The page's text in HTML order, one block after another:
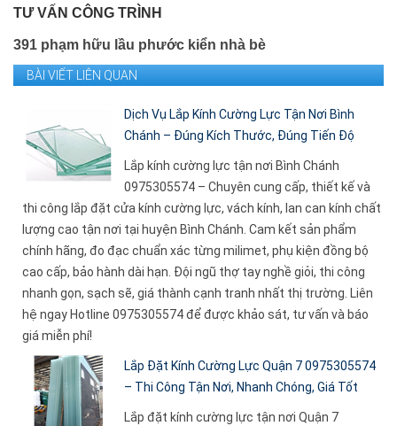
TƯ VẤN CÔNG TRÌNH
391 phạm hữu lầu phước kiển nhà bè
BÀI VIẾT LIÊN QUAN
Dịch Vụ Lắp Kính Cường Lực Tận Nơi Bình
Chánh – Đúng Kích Thước, Đúng Tiến Độ
Lắp kính cường lực tận nơi Bình Chánh
0975305574 – Chuyên cung cấp, thiết kế và
thi công lắp đặt cửa kính cường lực, vách kính, lan can kính chất
lượng cao tận nơi tại huyện Bình Chánh. Cam kết sản phẩm
chính hãng, đo đạc chuẩn xác từng milimet, phụ kiện đồng bộ
cao cấp, bảo hành dài hạn. Đội ngũ thợ tay nghề giỏi, thi công
nhanh gọn, sạch sẽ, giá thành cạnh tranh nhất thị trường. Liên
hệ ngay Hotline 0975305574 để được khảo sát, tư vấn và báo
giá miễn phí!
Lắp Đặt Kính Cường Lực Quận 7 0975305574
– Thi Công Tận Nơi, Nhanh Chóng, Giá Tốt
Lắp đặt kính cường lực tận nơi Quận 7